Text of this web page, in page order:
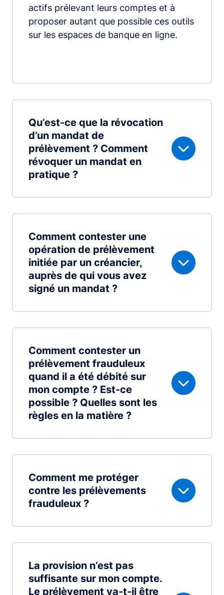
actifs prélevant leurs comptes et à
proposer autant que possible ces outils
sur les espaces de banque en ligne.
Qu’est-ce que la révocation
d’un mandat de
prélèvement ? Comment
révoquer un mandat en
pratique ?
Comment contester une
opération de prélèvement
initiée par un créancier,
auprès de qui vous avez
signé un mandat ?
Comment contester un
prélèvement frauduleux
quand il a été débité sur
mon compte ? Est-ce
possible ? Quelles sont les
règles en la matière ?
Comment me protéger
contre les prélèvements
frauduleux ?
La provision n’est pas
suffisante sur mon compte.
Le prélèvement va-t-il être